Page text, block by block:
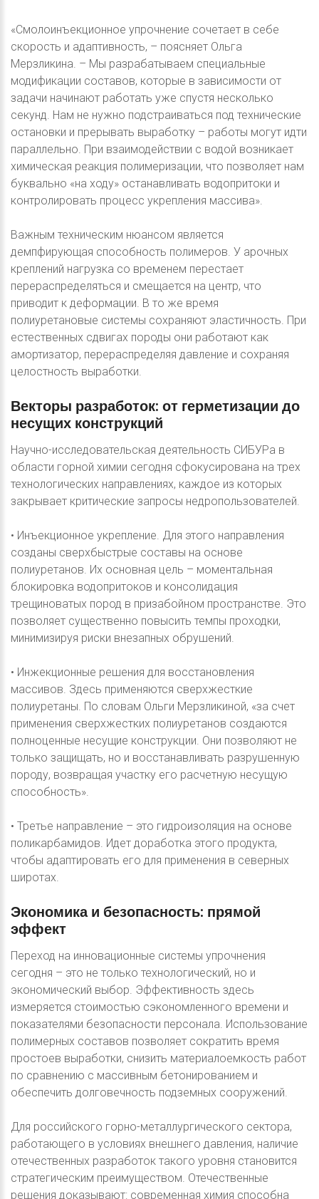
«Смолоинъекционное упрочнение сочетает в себе
скорость и адаптивность, – поясняет Ольга
Мерзликина. – Мы разрабатываем специальные
модификации составов, которые в зависимости от
задачи начинают работать уже спустя несколько
секунд. Нам не нужно подстраиваться под технические
остановки и прерывать выработку – работы могут идти
параллельно. При взаимодействии с водой возникает
химическая реакция полимеризации, что позволяет нам
буквально «на ходу» останавливать водопритоки и
контролировать процесс укрепления массива».
Важным техническим нюансом является
демпфирующая способность полимеров. У арочных
креплений нагрузка со временем перестает
перераспределяться и смещается на центр, что
приводит к деформации. В то же время
полиуретановые системы сохраняют эластичность. При
естественных сдвигах породы они работают как
амортизатор, перераспределяя давление и сохраняя
целостность выработки.
Векторы разработок: от герметизации до
несущих конструкций
Научно-исследовательская деятельность СИБУРа в
области горной химии сегодня сфокусирована на трех
технологических направлениях, каждое из которых
закрывает критические запросы недропользователей.
• Инъекционное укрепление. Для этого направления
созданы сверхбыстрые составы на основе
полиуретанов. Их основная цель – моментальная
блокировка водопритоков и консолидация
трещиноватых пород в призабойном пространстве. Это
позволяет существенно повысить темпы проходки,
минимизируя риски внезапных обрушений.
• Инжекционные решения для восстановления
массивов. Здесь применяются сверхжесткие
полиуретаны. По словам Ольги Мерзликиной, «за счет
применения сверхжестких полиуретанов создаются
полноценные несущие конструкции. Они позволяют не
только защищать, но и восстанавливать разрушенную
породу, возвращая участку его расчетную несущую
способность».
• Третье направление – это гидроизоляция на основе
поликарбамидов. Идет доработка этого продукта,
чтобы адаптировать его для применения в северных
широтах.
Экономика и безопасность: прямой
эффект
Переход на инновационные системы упрочнения
сегодня – это не только технологический, но и
экономический выбор. Эффективность здесь
измеряется стоимостью сэкономленного времени и
показателями безопасности персонала. Использование
полимерных составов позволяет сократить время
простоев выработки, снизить материалоемкость работ
по сравнению с массивным бетонированием и
обеспечить долговечность подземных сооружений.
Для российского горно-металлургического сектора,
работающего в условиях внешнего давления, наличие
отечественных разработок такого уровня становится
стратегическим преимуществом. Отечественные
решения доказывают: современная химия способна